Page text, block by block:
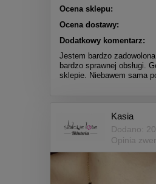
Ocena sklepu:
Ocena dostawy:
Dodatkowy komentarz:
Jestem bardzo
bardzo sprawnej obsługi.
sklepie. Niebawem sama
Kasia
Dodano:
Opinia